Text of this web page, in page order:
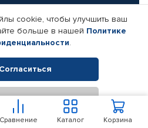
Сравнение Корзина
Каталог
Реквизиты компании
2026. Все права защищены.
товаров Автопрофи.
cookie, чтобы улучшить ваш
больше в нашей Политике
.
Согласиться
Отклонить
В корзину